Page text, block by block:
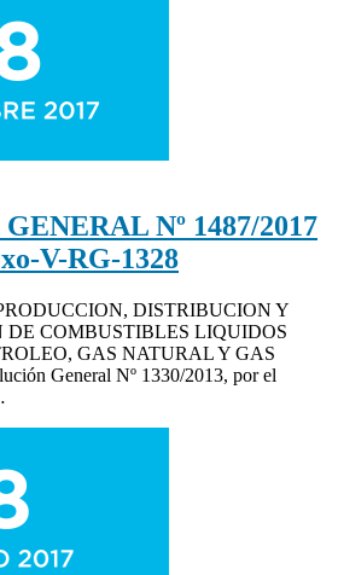
Nº 1487/2017
V-RG-1328
DISTRIBUCION Y
COMBUSTIBLES LIQUIDOS
GAS NATURAL Y GAS
General Nº 1330/2013, por el